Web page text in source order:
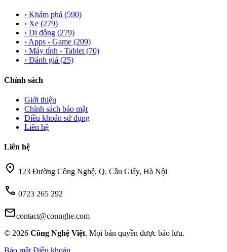
› Khám phá (590)
› Xe (279)
› Di động (279)
› Apps - Game (209)
› Máy tính - Tablet (70)
› Đánh giá (25)
Chính sách
Giới thiệu
Chính sách bảo mật
Điều khoản sử dụng
Liên hệ
Liên hệ
location_on 123 Đường Công Nghệ, Q. Cầu Giấy, Hà Nội
call 0723 265 292
mailcontact@connghe.com
© 2026 Công Nghệ Việt. Mọi bản quyền được bảo lưu.